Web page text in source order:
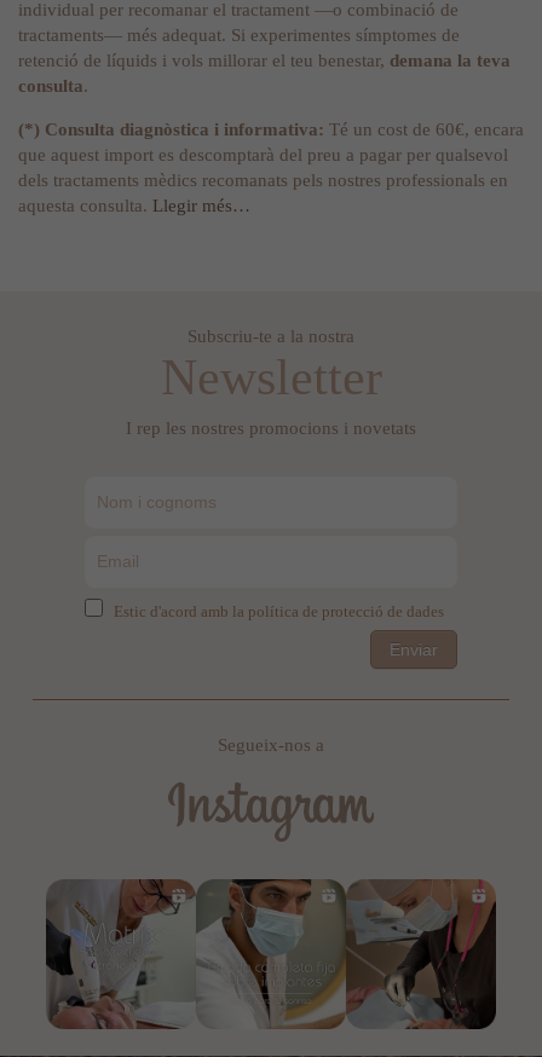
individual per recomanar el tractament —o combinació de
tractaments— més adequat. Si experimentes símptomes de
retenció de líquids i vols millorar el teu benestar, demana la teva
consulta.
(*) Consulta diagnòstica i informativa: Té un cost de 60€, encara
que aquest import es descomptarà del preu a pagar per qualsevol
dels tractaments mèdics recomanats pels nostres professionals en
aquesta consulta. Llegir més…
Subscriu-te a la nostra
Newsletter
I rep les nostres promocions i novetats
Estic d'acord amb la política de protecció de dades
Enviar
Segueix-nos a